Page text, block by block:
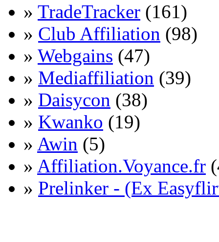
» TradeTracker (161)
» Club Affiliation (98)
» Webgains (47)
» Mediaffiliation (39)
» Daisycon (38)
» Kwanko (19)
» Awin (5)
» Affiliation.Voyance.fr
» Prelinker - (Ex